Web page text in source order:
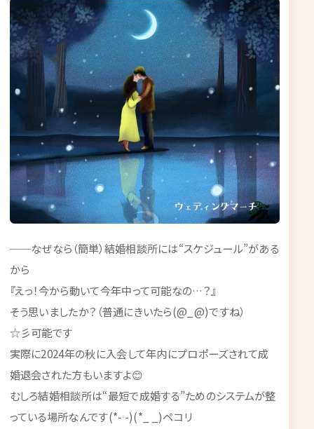
──なぜなら（簡単）結婚相談所には“スケジュール”がある
から
『えっ！今から動いて今年中って可能なの…？』
そう思いましたか？（普通にきいたら(@_@)ですね）
☆彡可能です
実際に2024年の秋に入会して年内にプロポーズされて成
婚退会された方もいますよ😊
むしろ結婚相談所は“最短で成婚する”ためのシステムが整
っている場所なんです(*- -)(*_ _)ペコリ